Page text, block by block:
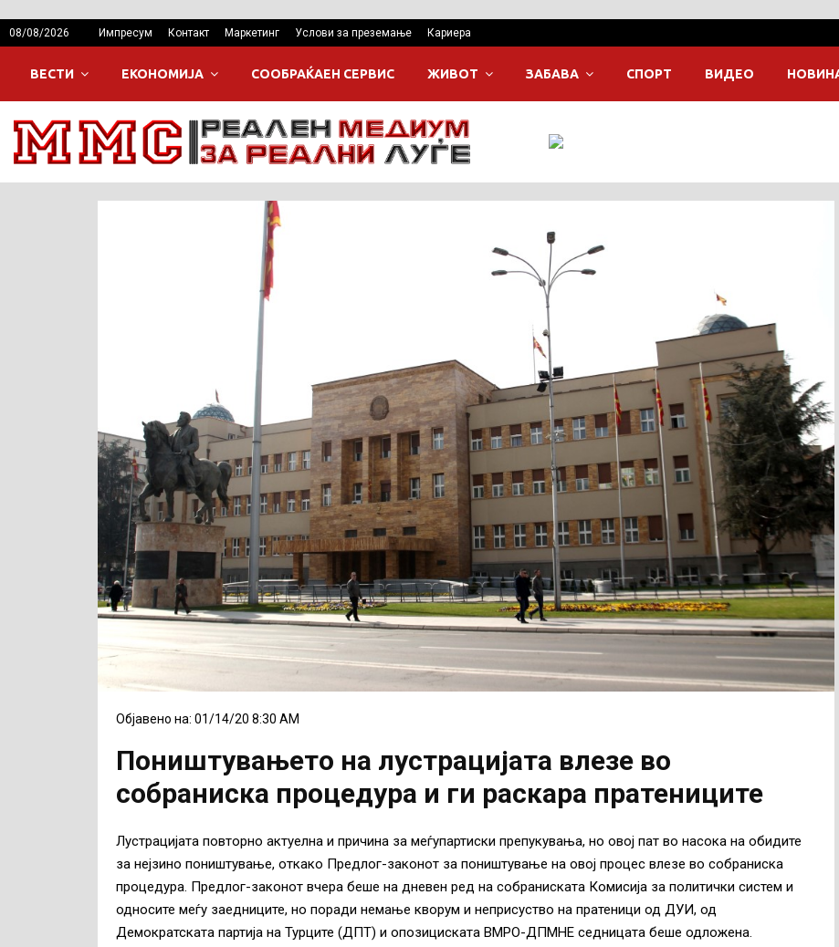
08/08/2026 Импресум Контакт Маркетинг Услови за преземање Кариера
ВЕСТИ ЕКОНОМИЈА СООБРАЌАЕН СЕРВИС ЖИВОТ ЗАБАВА СПОРТ ВИДЕО
Објавено на: 01/14/20 8:30 AM
Поништувањето на лустрацијата влезе во
собраниска процедура и ги раскара пратениците
Лустрацијата повторно актуелна и причина за меѓупартиски препукувања, но овој пат во насока на обидите
за нејзино поништување, откако Предлог-законот за поништување на овој процес влезе во собраниска
процедура. Предлог-законот вчера беше на дневен ред на собраниската Комисија за политички систем и
односите меѓу заедниците, но поради немање кворум и неприсуство на пратеници од ДУИ, од
Демократската партија на Турците (ДПТ) и опозициската ВМРО-ДПМНЕ седницата беше одложена.